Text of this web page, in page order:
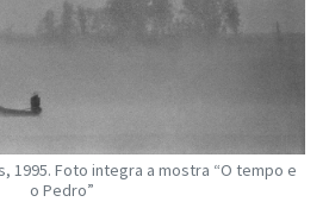
1995. Foto integra a mostra “O tempo e
o Pedro”